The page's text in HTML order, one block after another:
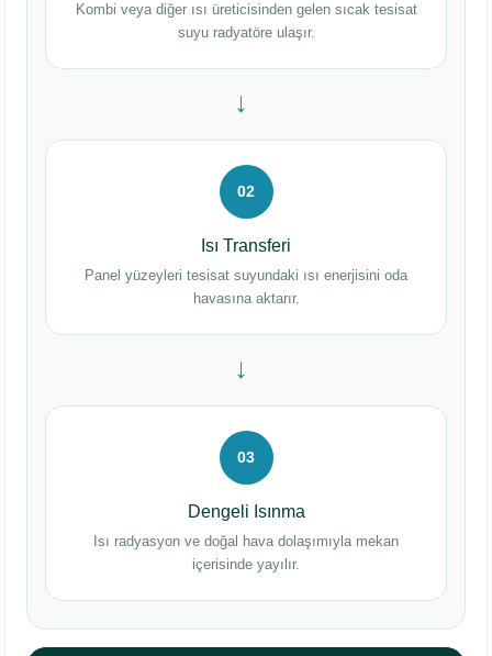
Kombi veya diğer ısı üreticisinden gelen sıcak tesisat
suyu radyatöre ulaşır.
→
02
Isı Transferi
Panel yüzeyleri tesisat suyundaki ısı enerjisini oda
havasına aktarır.
→
03
Dengeli Isınma
Isı radyasyon ve doğal hava dolaşımıyla mekan
içerisinde yayılır.